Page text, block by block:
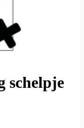
schelpje